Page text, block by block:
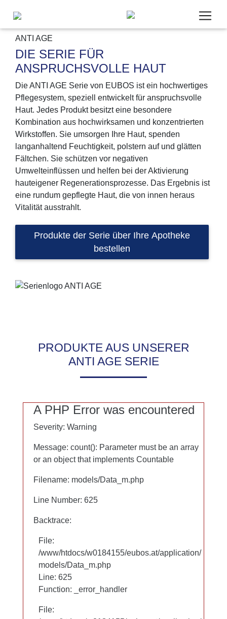
ANTI AGE
DIE SERIE FÜR
ANSPRUCHSVOLLE HAUT
Die ANTI AGE Serie von EUBOS ist ein hochwertiges
Pflegesystem, speziell entwickelt für anspruchsvolle
Haut. Jedes Produkt besitzt eine besondere
Kombination aus hochwirksamen und konzentrierten
Wirkstoffen. Sie umsorgen Ihre Haut, spenden
langanhaltend Feuchtigkeit, polstern auf und glätten
Fältchen. Sie schützen vor negativen
Umwelteinflüssen und helfen bei der Aktivierung
hauteigener Regenerationsprozesse. Das Ergebnis ist
eine rundum gepflegte Haut, die von innen heraus
Vitalität ausstrahlt.
Produkte der Serie über Ihre Apotheke
bestellen
PRODUKTE AUS UNSERER
ANTI AGE SERIE
A PHP Error was encountered
Severity: Warning
Message: count(): Parameter must be an array
or an object that implements Countable
Filename: models/Data_m.php
Line Number: 625
Backtrace:
File:
/www/htdocs/w0184155/eubos.at/application/
models/Data_m.php
Line: 625
Function: _error_handler
File:
A PHP Error was encountered
Severity: Warning
Message: count(): Parameter must be an array
or an object that implements Countable
Filename: models/Data_m.php
Line Number: 625
Backtrace:
File:
/www/htdocs/w0184155/eubos.at/application/
models/Data_m.php
Line: 625
Function: _error_handler
File:
Um unsere Webseite für Sie optimal zu gestalten,
werden personenbezogene Daten verarbeitet und
wir verwenden Cookies. Cookies, die wir für die
Bereitstellung unseres Angebotes zwingend
benötigen, werden in jedem Fall gesetzt. Cookies
von Drittanbietern für Analyse- oder Trackingzwecke
(Google Analytics) werden nur aktiviert, wenn Sie
uns hier Ihre Zustimmung dazu erteilen. Mehr dazu
erfahren Sie in unseren Datenschutzbestimmungen
undImpressum
Notwendig
Google Maps